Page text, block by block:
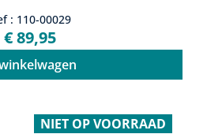
: 110-00029
€ 89,95
NIET OP VOORRAAD